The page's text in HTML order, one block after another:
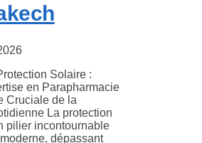
Solaire :
en Parapharmacie
Cruciale de la
La protection
pilier incontournable
dépassant